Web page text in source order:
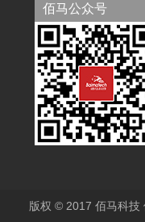
佰马公众号
版权 © 2017 佰马科技